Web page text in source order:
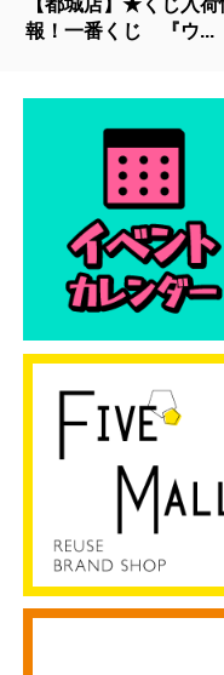
【都城店】★くじ入荷
報！一番くじ 『ウ...